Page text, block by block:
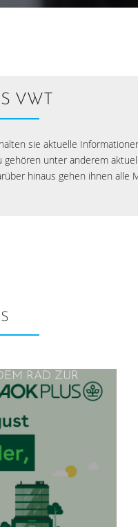
VWT
sie aktuelle
unter anderem
hinaus gehen ihnen alle
RAD ZUR